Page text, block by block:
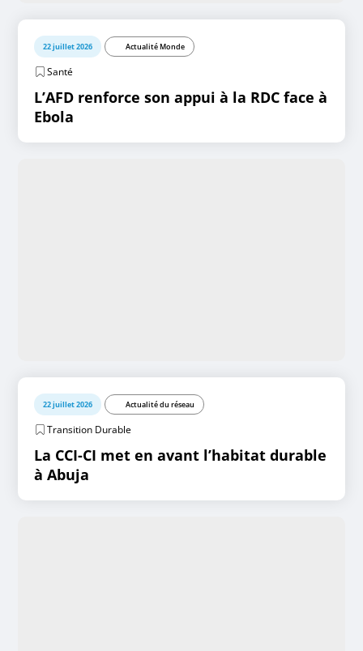
22 juillet 2026 Actualité Monde
Santé
L’AFD renforce son appui à la RDC face à
Ebola
22 juillet 2026 Actualité du réseau
Transition Durable
La CCI-CI met en avant l’habitat durable
à Abuja